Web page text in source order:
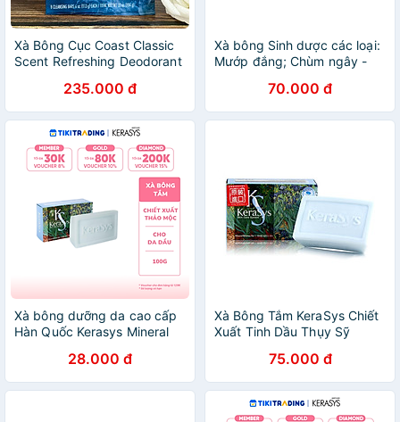
Xà Bông Cục Coast Classic
Scent Refreshing Deodorant
235.000 đ
Xà bông Sinh dược các loại:
Mướp đắng; Chùm ngây -
70.000 đ
Xà bông dưỡng da cao cấp
Hàn Quốc Kerasys Mineral
dầu) 100gr28.000 đ
Xà Bông Tắm KeraSys Chiết
Xuất Tinh Dầu Thụy Sỹ
Quốc 100g75.000 đ